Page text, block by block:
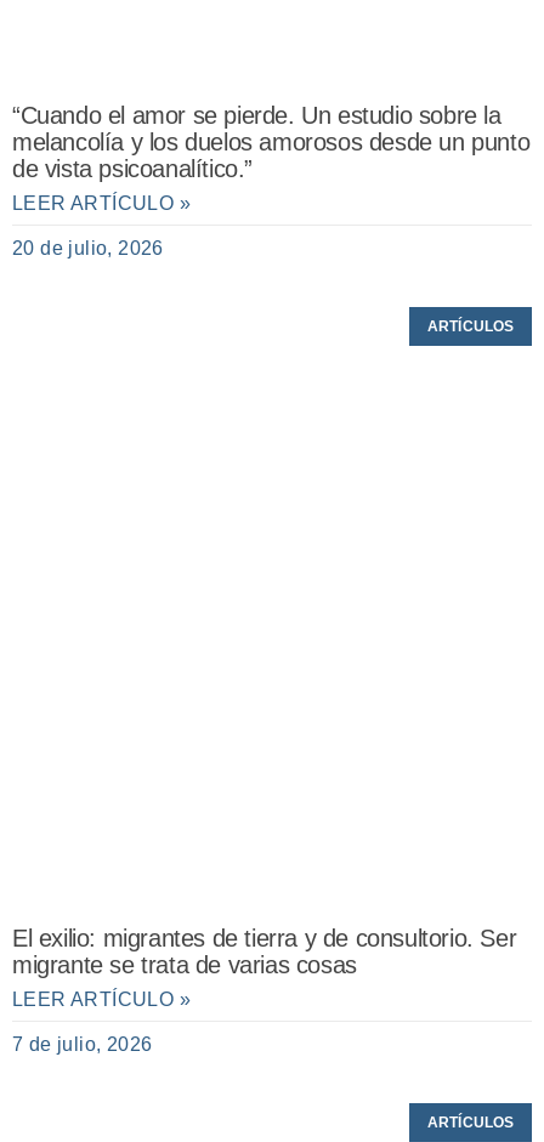
“Cuando el amor se pierde. Un estudio sobre la
melancolía y los duelos amorosos desde un punto
de vista psicoanalítico.”
LEER ARTÍCULO »
20 de julio, 2026
ARTÍCULOS
El exilio: migrantes de tierra y de consultorio. Ser
migrante se trata de varias cosas
LEER ARTÍCULO »
7 de julio, 2026
ARTÍCULOS